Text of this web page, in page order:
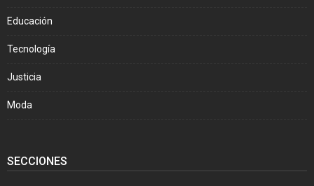
Educación
Tecnología
Justicia
Moda
SECCIONES